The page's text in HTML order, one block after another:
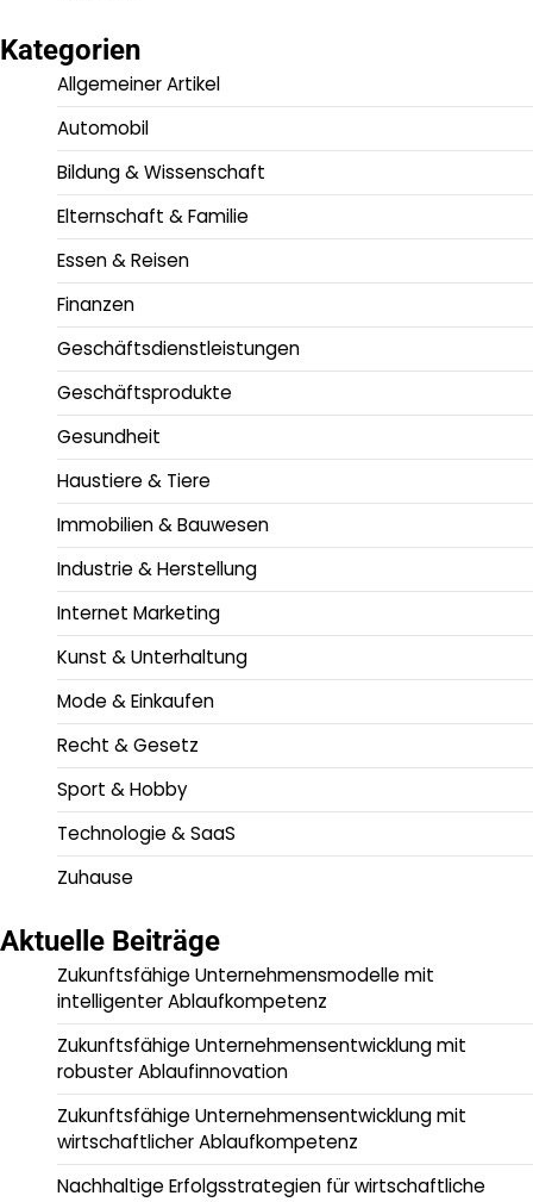
Kategorien
Allgemeiner Artikel
Automobil
Bildung & Wissenschaft
Elternschaft & Familie
Essen & Reisen
Finanzen
Geschäftsdienstleistungen
Geschäftsprodukte
Gesundheit
Haustiere & Tiere
Immobilien & Bauwesen
Industrie & Herstellung
Internet Marketing
Kunst & Unterhaltung
Mode & Einkaufen
Recht & Gesetz
Sport & Hobby
Technologie & SaaS
Zuhause
Aktuelle Beiträge
Zukunftsfähige Unternehmensmodelle mit
intelligenter Ablaufkompetenz
Zukunftsfähige Unternehmensentwicklung mit
robuster Ablaufinnovation
Zukunftsfähige Unternehmensentwicklung mit
wirtschaftlicher Ablaufkompetenz
Nachhaltige Erfolgsstrategien für wirtschaftliche